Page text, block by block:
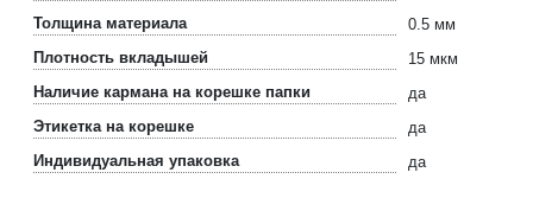
Толщина материала
0.5 мм
Плотность вкладышей
15 мкм
Наличие кармана на корешке папки
да
Этикетка на корешке
да
Индивидуальная упаковка
да